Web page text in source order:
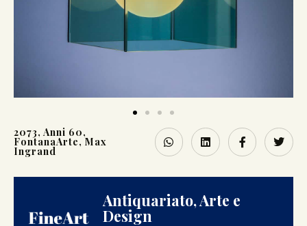
2073, Anni 60,
FontanaArte,Max
Ingrand
Antiquariato, Arte e
Design